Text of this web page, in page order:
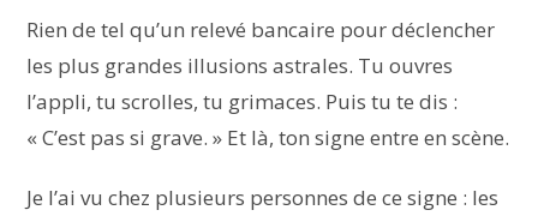
Rien de tel qu’un relevé bancaire pour déclencher
les plus grandes illusions astrales. Tu ouvres
l’appli, tu scrolles, tu grimaces. Puis tu te dis :
« C’est pas si grave. » Et là, ton signe entre en scène.
Je l’ai vu chez plusieurs personnes de ce signe : les